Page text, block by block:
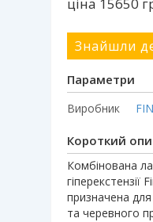
Знайшли
Параметри
Виробник
Короткий
Комбінована
призначена
та черевного